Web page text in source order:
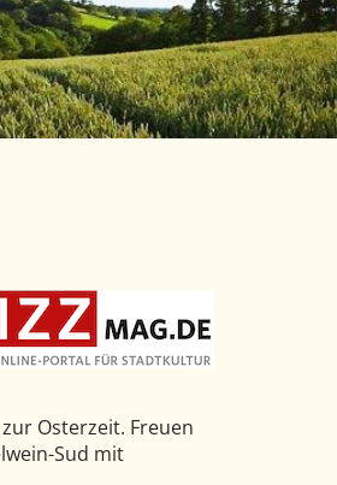
Osterzeit. Freuen
Sud mit